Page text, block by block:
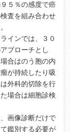
５％の感度で癌
査を組み合わせ
インでは、３０
プローチとし
合はのう胞の内
が持続したり吸
外科的切除を行
場合は細胞診検
画像診断だけで
鑑別する必要が